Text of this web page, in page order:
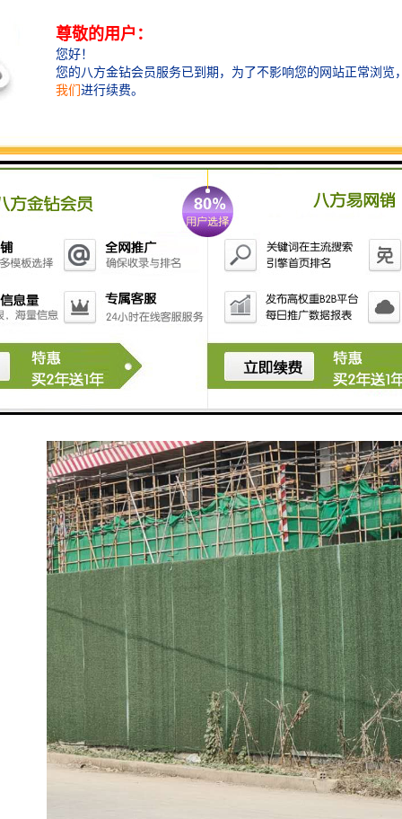
丝网上加上仿真草皮而产生的围挡，这个围挡广受人们
的喜爱，主要原因是一来环保，而来美观大方，让人们
在出行时就可以体验到旅游的感觉!主要用在工地绿化环
保，临时施工绿化、大型活动布景、房地产楼盘建设和
开盘、围挡绿化景观、收储地围墙绿化、文明城市建设
达标等上。